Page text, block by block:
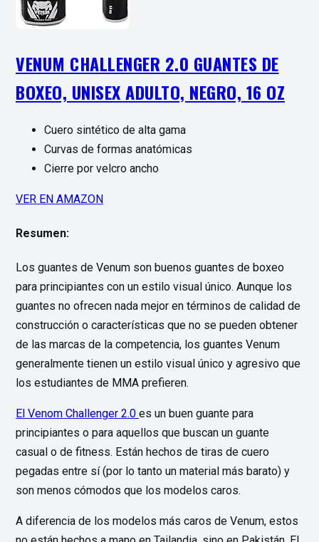
VENUM CHALLENGER 2.0 GUANTES DE
BOXEO, UNISEX ADULTO, NEGRO, 16 OZ
Cuero sintético de alta gama
Curvas de formas anatómicas
Cierre por velcro ancho
VER EN AMAZON
Resumen:
Los guantes de Venum son buenos guantes de boxeo
para principiantes con un estilo visual único. Aunque los
guantes no ofrecen nada mejor en términos de calidad de
construcción o características que no se pueden obtener
de las marcas de la competencia, los guantes Venum
generalmente tienen un estilo visual único y agresivo que
los estudiantes de MMA prefieren.
El Venom Challenger 2.0 es un buen guante para
principiantes o para aquellos que buscan un guante
casual o de fitness. Están hechos de tiras de cuero
pegadas entre sí (por lo tanto un material más barato) y
son menos cómodos que los modelos caros.
A diferencia de los modelos más caros de Venum, estos